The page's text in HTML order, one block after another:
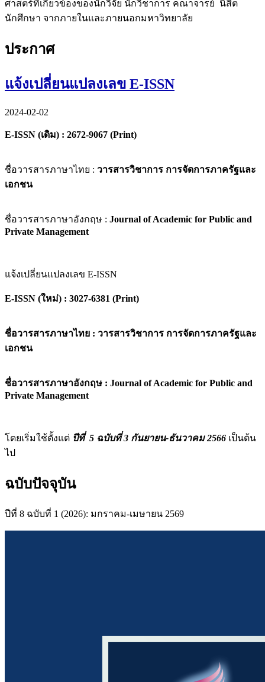
ศาสตร์ที่เกี่ยวข้องของนักวิจัย นักวิชาการ คณาจารย์ นิสิต
นักศึกษา จากภายในและภายนอกมหาวิทยาลัย
ประกาศ
แจ้งเปลี่ยนแปลงเลข E-ISSN
2024-02-02
E-ISSN (เดิม) : 2672-9067 (Print)
ชื่อวารสารภาษาไทย : วารสารวิชาการ การจัดการภาครัฐและ
เอกชน
ชื่อวารสารภาษาอังกฤษ : Journal of Academic for Public and
Private Management
แจ้งเปลี่ยนแปลงเลข E-ISSN
E-ISSN (ใหม่) : 3027-6381 (Print)
ชื่อวารสารภาษาไทย : วารสารวิชาการ การจัดการภาครัฐและ
เอกชน
ชื่อวารสารภาษาอังกฤษ : Journal of Academic for Public and
Private Management
โดยเริ่มใช้ตั้งแต่ ปีที่ 5 ฉบับที่ 3 กันยายน-ธันวาคม 2566 เป็นต้น
ไป
ฉบับปัจจุบัน
ปีที่ 8 ฉบับที่ 1 (2026): มกราคม-เมษายน 2569